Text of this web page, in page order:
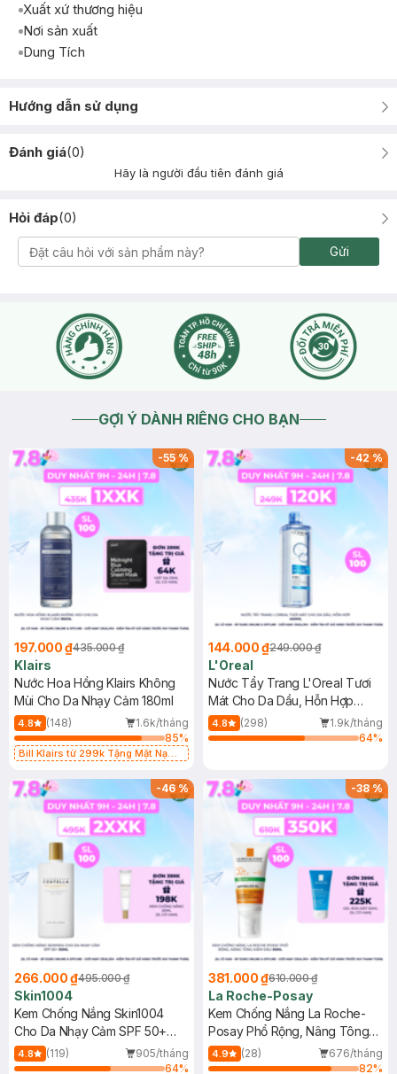
Xuất xứ thương hiệu
Nơi sản xuất
Dung Tích
Hướng dẫn sử dụng
Đánh giá(0)
Hãy là người đầu tiên đánh giá
Hỏi đáp(0)
Gửi
GỢI Ý DÀNH RIÊNG CHO BẠN
-55%
197.000 ₫435.000 ₫
Klairs
Nước Hoa Hồng Klairs Không
Mùi Cho Da Nhạy Cảm 180ml
4.8 (148)
1.6k/tháng
85%
Bill Klairs từ 299k Tặng Mặt Nạ
25ml (SL Có Hạn)
-42%
144.000 ₫249.000 ₫
L'Oreal
Nước Tẩy Trang L'Oreal Tươi
Mát Cho Da Dầu, Hỗn Hợp
400ml
4.8 (298)
1.9k/tháng
64%
-46%
266.000 ₫495.000 ₫
Skin1004
Kem Chống Nắng Skin1004
Cho Da Nhạy Cảm SPF 50+
50ml
4.8 (119)
905/tháng
64%
-38%
381.000 ₫610.000 ₫
La Roche-Posay
Kem Chống Nắng La Roche-
Posay Phổ Rộng, Nâng Tông
Kiềm Dầu 50ml
4.9 (28)
676/tháng
82%